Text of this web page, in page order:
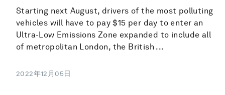
Starting next August, drivers of the most polluting
vehicles will have to pay $15 per day to enter an
Ultra-Low Emissions Zone expanded to include all
of metropolitan London, the British ...
2022年12月05日